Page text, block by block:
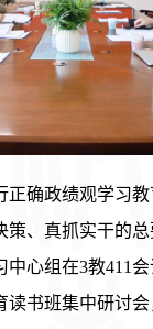
正确政绩观学习
、真抓实干的总
心组在3教411
读书班集中研讨会